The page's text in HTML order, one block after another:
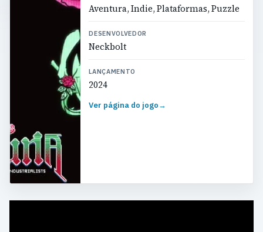
Aventura, Indie, Plataformas, Puzzle
DESENVOLVEDOR
Neckbolt
LANÇAMENTO
2024
Ver página do jogo→